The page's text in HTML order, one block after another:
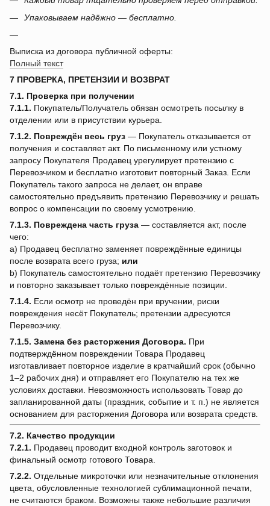
Упаковываем надёжно — бесплатно.
Выписка из договора публичной оферты:
Полный текст
7 ПРОВЕРКА, ПРЕТЕНЗИИ И ВОЗВРАТ
7.1. Проверка при получении
7.1.1. Покупатель/Получатель обязан осмотреть посылку в
отделении или в присутствии курьера.
7.1.2. Повреждён весь груз — Покупатель отказывается от
получения и составляет акт. По письменному или устному
запросу Покупателя Продавец урегулирует претензию с
Перевозчиком и бесплатно изготовит повторный Заказ. Если
Покупатель такого запроса не делает, он вправе
самостоятельно предъявить претензию Перевозчику и решать
вопрос о компенсации по своему усмотрению.
7.1.3. Повреждена часть груза — составляется акт, после
чего:
a) Продавец бесплатно заменяет повреждённые единицы
после возврата всего груза; или
b) Покупатель самостоятельно подаёт претензию Перевозчику
и повторно заказывает только повреждённые позиции.
7.1.4. Если осмотр не проведён при вручении, риски
повреждения несёт Покупатель; претензии адресуются
Перевозчику.
7.1.5. Замена без расторжения Договора. При
подтверждённом повреждении Товара Продавец
изготавливает повторное изделие в кратчайший срок (обычно
1–2 рабочих дня) и отправляет его Покупателю на тех же
условиях доставки. Невозможность использовать Товар до
запланированной даты (праздник, событие и т. п.) не является
основанием для расторжения Договора или возврата средств.
7.2. Качество продукции
7.2.1. Продавец проводит входной контроль заготовок и
финальный осмотр готового Товара.
7.2.2. Отдельные микроточки или незначительные отклонения
цвета, обусловленные технологией сублимационной печати,
не считаются браком. Возможны также небольшие различия